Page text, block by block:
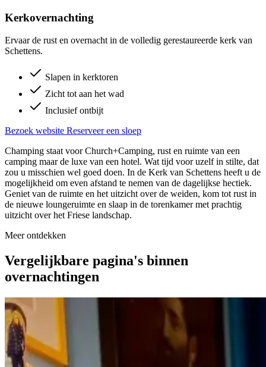
Kerkovernachting
Ervaar de rust en overnacht in de volledig gerestaureerde kerk van
Schettens.
Slapen in kerktoren
Zicht tot aan het wad
Inclusief ontbijt
Bezoek website Reserveer een sloep
Champing staat voor Church+Camping, rust en ruimte van een
camping maar de luxe van een hotel. Wat tijd voor uzelf in stilte, dat
zou u misschien wel goed doen. In de Kerk van Schettens heeft u de
mogelijkheid om even afstand te nemen van de dagelijkse hectiek.
Geniet van de ruimte en het uitzicht over de weiden, kom tot rust in
de nieuwe loungeruimte en slaap in de torenkamer met prachtig
uitzicht over het Friese landschap.
Meer ontdekken
Vergelijkbare pagina's binnen
overnachtingen